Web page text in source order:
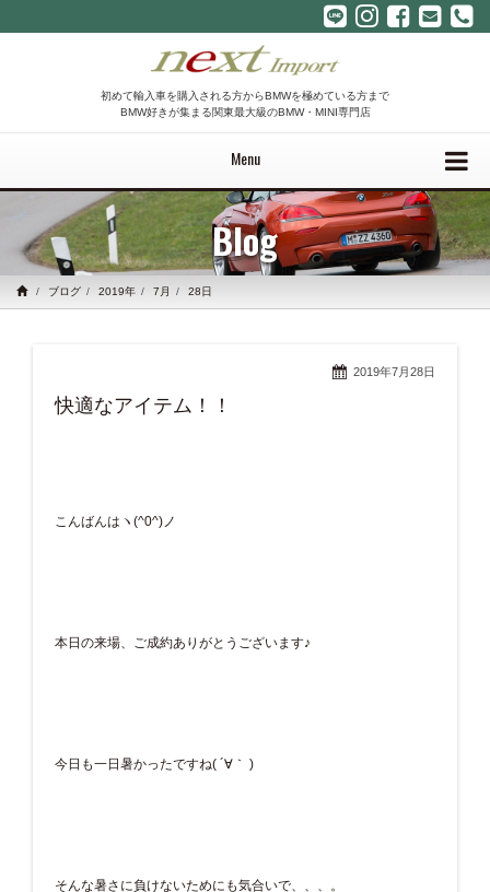
初めて輸入車を購入される方からBMWを極めている方まで
BMW好きが集まる関東最大級のBMW・MINI専門店
Menu
Blog
ブログ 2019年 7月 28日
2019年7月28日
快適なアイテム！！
こんばんはヽ(^0^)ノ
本日の来場、ご成約ありがとうございます♪
今日も一日暑かったですね( ´∀｀ )
そんな暑さに負けないためにも気合いで、、、。